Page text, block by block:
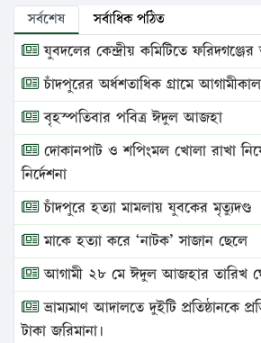
সর্বশেষ সর্বাধিক পঠিত
যুবদলের কেন্দ্রীয় কমিটিতে
চাঁদপুরের অর্ধশতাধিক গ্রামে
বৃহস্পতিবার পবিত্র ঈদুল আজহা
দোকানপাট ও শপিংমল খোলা রাখা
নির্দেশনা
চাঁদপুরে হত্যা মামলায় যুবকের মৃত্যুদণ্ড
মাকে হত্যা করে ‘নাটক’ সাজান ছেলে
আগামী ২৮ মে ঈদুল আজহার তারিখ
ভ্রাম্যমাণ আদালতে দুইটি প্রতিষ্ঠানকে
টাকা জরিমানা।